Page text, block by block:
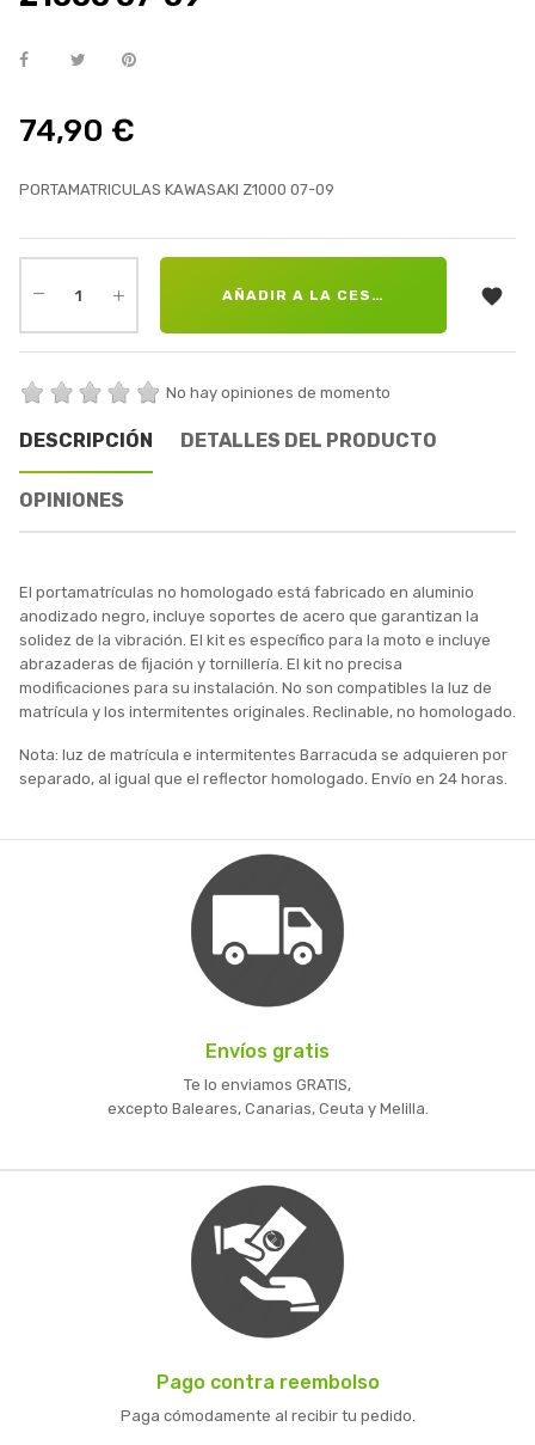
74,90 €
PORTAMATRICULAS KAWASAKI Z1000 07-09
AÑADIR A LA CESTA 
No hay opiniones de momento
DESCRIPCIÓN DETALLES DEL PRODUCTO
OPINIONES
El portamatrículas no homologado está fabricado en aluminio
anodizado negro, incluye soportes de acero que garantizan la
solidez de la vibración. El kit es específico para la moto e incluye
abrazaderas de fijación y tornillería. El kit no precisa
modificaciones para su instalación. No son compatibles la luz de
matrícula y los intermitentes originales. Reclinable, no homologado.
Nota: luz de matrícula e intermitentes Barracuda se adquieren por
separado, al igual que el reflector homologado. Envío en 24 horas.
Envíos gratis
Te lo enviamos GRATIS,
excepto Baleares, Canarias, Ceuta y Melilla.
Pago contra reembolso
Paga cómodamente al recibir tu pedido.